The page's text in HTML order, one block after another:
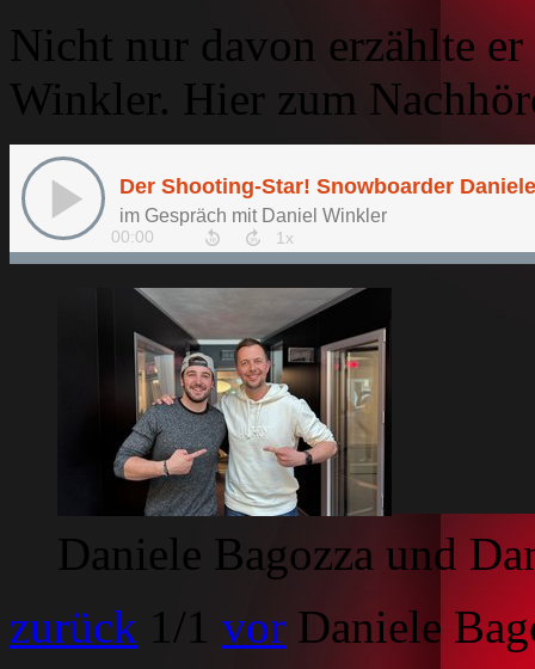
Nicht nur davon erzählte
Winkler. Hier zum
Daniele Bagozza und
zurück 1 /1 vor Daniele